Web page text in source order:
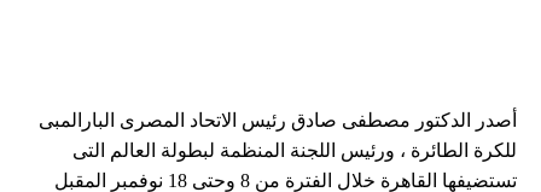
أصدر الدكتور مصطفى صادق رئيس الاتحاد المصرى البارالمبى
للكرة الطائرة ، ورئيس اللجنة المنظمة لبطولة العالم التى
تستضيفها القاهرة خلال الفترة من 8 وحتى 18 نوفمبر المقبل